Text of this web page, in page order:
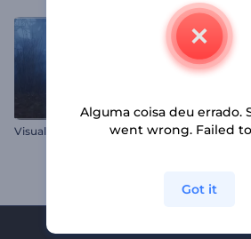
V
isualizador de Música para Ambiente de Floresta Sombria
Alguma coisa deu errado.
went wrong. Failed
Got it